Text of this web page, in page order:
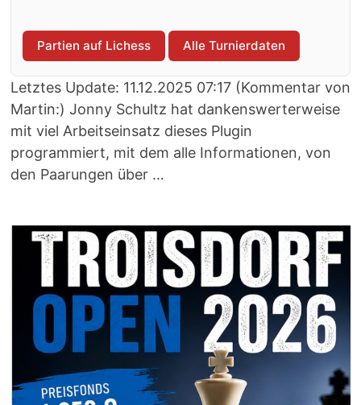
Partien auf Lichess Alle Turnierdaten
Letztes Update: 11.12.2025 07:17 (Kommentar von
Martin:) Jonny Schultz hat dankenswerterweise
mit viel Arbeitseinsatz dieses Plugin
programmiert, mit dem alle Informationen, von
den Paarungen über …